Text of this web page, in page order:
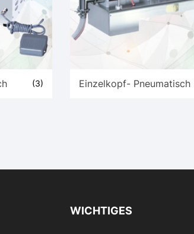
(3) Einzelkopf- Pneumatisch
WICHTIGES